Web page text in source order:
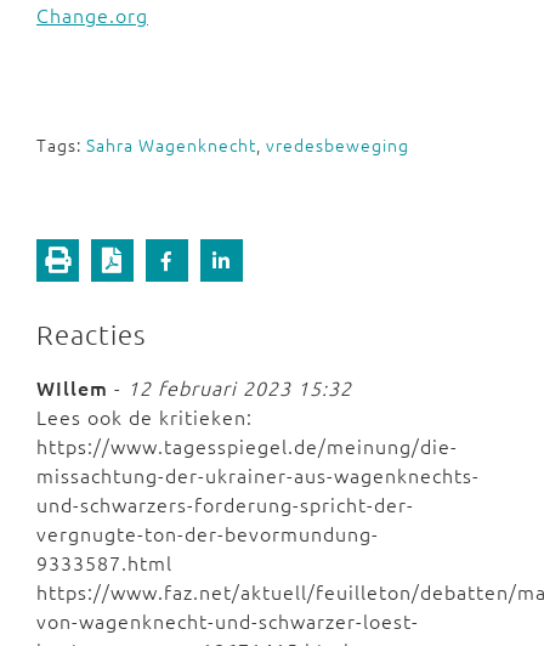
Change.org
Tags: Sahra Wagenknecht, vredesbeweging
Reacties
WIllem - 12 februari 2023 15:32
Lees ook de kritieken:
https://www.tagesspiegel.de/meinung/die-
missachtung-der-ukrainer-aus-wagenknechts-
und-schwarzers-forderung-spricht-der-
vergnugte-ton-der-bevormundung-
9333587.html
https://www.faz.net/aktuell/feuilleton/debatten/
von-wagenknecht-und-schwarzer-loest-